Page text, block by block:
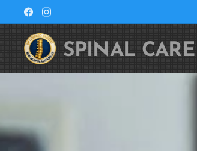
SPINAL CARE